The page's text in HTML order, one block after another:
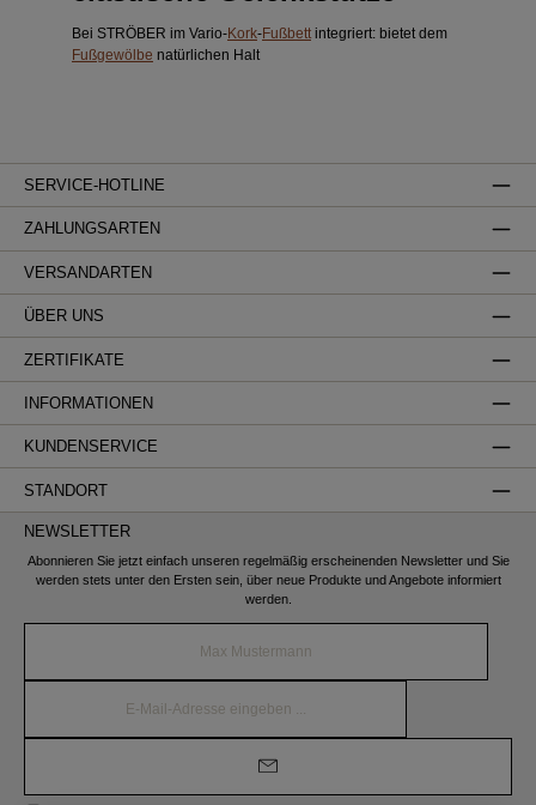
Bei STRÖBER im Vario-Kork-Fußbett integriert: bietet dem
Fußgewölbe natürlichen Halt
SERVICE-HOTLINE
ZAHLUNGSARTEN
VERSANDARTEN
ÜBER UNS
ZERTIFIKATE
INFORMATIONEN
KUNDENSERVICE
STANDORT
NEWSLETTER
Abonnieren Sie jetzt einfach unseren regelmäßig erscheinenden Newsletter und Sie
werden stets unter den Ersten sein, über neue Produkte und Angebote informiert
werden.
Mail-